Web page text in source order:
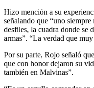
Hizo mención a su
señalando que “uno
desfiles, la cuadra donde se
armas”. “La verdad que
Por su parte, Rojo señaló
que con honor dejaron su
también en Malvinas”.